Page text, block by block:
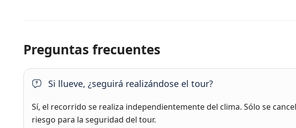
Preguntas frecuentes
Si llueve, ¿seguirá realizándose el tour?
Sí, el recorrido se realiza independientemente del clima. Sólo se
riesgo para la seguridad del tour.